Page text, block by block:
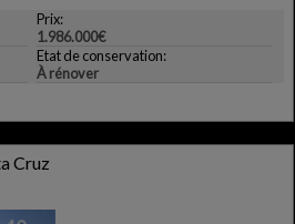
Prix:
1.986.000€
Etat de conservation:
À rénover
Cruz